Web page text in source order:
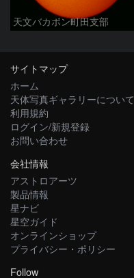
天文バカボン町田支部
サイトマップ
ホーム
天体写真ギャラリーについて
利用規約
ログイン/新規登録
お問い合わせ
会社情報
アストロアーツ
製品情報
星ナビ
星空ガイド
オンラインショップ
プライバシー・ポリシー
Follow